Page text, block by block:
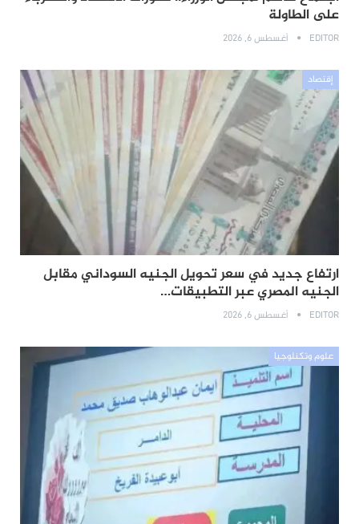
على الطاولة
EDITOR أغسطس 6, 2026
إقتصاد
ارتفاع جديد في سعر تحويل الجنيه السوداني مقابل
الجنيه المصري عبر التطبيقات…
EDITOR أغسطس 6, 2026
علوم وتكنلوجيا